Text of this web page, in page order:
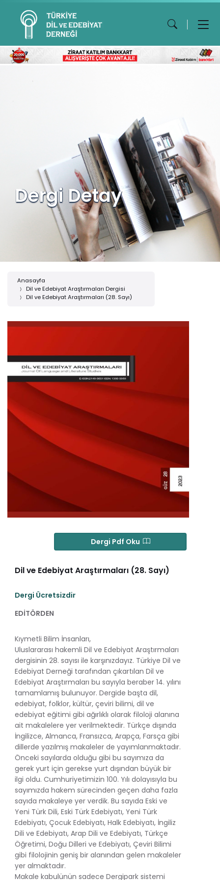
Dergi Detay
Anasayfa
Dil ve Edebiyat Araştırmaları Dergisi
Dil ve Edebiyat Araştırmaları (28. Sayı)
Dergi Pdf Oku
Dil ve Edebiyat Araştırmaları (28. Sayı)
Dergi Ücretsizdir
EDİTÖRDEN
Kıymetli Bilim İnsanları,
Uluslararası hakemli Dil ve Edebiyat Araştırmaları
dergisinin 28. sayısı ile karşınızdayız. Türkiye Dil ve
Edebiyat Derneği tarafından çıkartılan Dil ve
Edebiyat Araştırmaları bu sayıyla beraber 14. yılını
tamamlamış bulunuyor. Dergide başta dil,
edebiyat, folklor, kültür, çeviri bilimi, dil ve
edebiyat eğitimi gibi ağırlıklı olarak filoloji alanına
ait makalelere yer verilmektedir. Türkçe dışında
İngilizce, Almanca, Fransızca, Arapça, Farsça gibi
dillerde yazılmış makaleler de yayımlanmaktadır.
Önceki sayılarda olduğu gibi bu sayımıza da
gerek yurt için gerekse yurt dışından büyük bir
ilgi oldu. Cumhuriyetimizin 100. Yılı dolayısıyla bu
sayımızda hakem sürecinden geçen daha fazla
sayıda makaleye yer verdik. Bu sayıda Eski ve
Yeni Türk Dili, Eski Türk Edebiyatı, Yeni Türk
Edebiyatı, Çocuk Edebiyatı, Halk Edebiyatı, İngiliz
Dili ve Edebiyatı, Arap Dili ve Edebiyatı, Türkçe
Öğretimi, Doğu Dilleri ve Edebiyatı, Çeviri Bilimi
gibi filolojinin geniş bir alanından gelen makaleler
yer almaktadır.
Makale kabulünün sadece Dergipark sistemi